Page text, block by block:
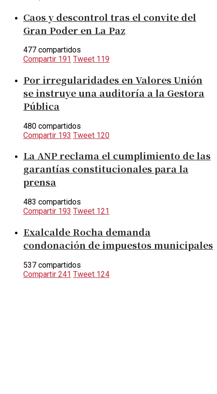
Caos y descontrol tras el convite del
Gran Poder en La Paz
477 compartidos
Compartir 191 Tweet 119
Por irregularidades en Valores Unión
se instruye una auditoría a la Gestora
Pública
480 compartidos
Compartir 193 Tweet 120
La ANP reclama el cumplimiento de las
garantías constitucionales para la
prensa
483 compartidos
Compartir 193 Tweet 121
Exalcalde Rocha demanda
condonación de impuestos municipales
537 compartidos
Compartir 241 Tweet 124